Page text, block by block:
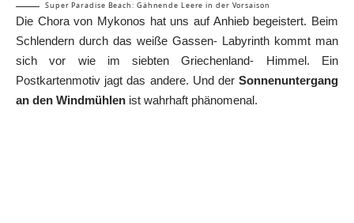
Super Paradise Beach: Gähnende Leere in der Vorsaison
Die Chora von Mykonos hat uns auf Anhieb begeistert. Beim
Schlendern durch das weiße Gassen- Labyrinth kommt man
sich vor wie im siebten Griechenland- Himmel. Ein
Postkartenmotiv jagt das andere. Und der Sonnenuntergang
an den Windmühlen ist wahrhaft phänomenal.